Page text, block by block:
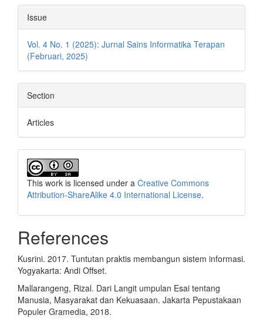
Article
Details
Issue
Vol. 4 No. 1 (2025): Jurnal Sains Informatika Terapan
(Februari, 2025)
Section
Articles
This work is licensed under a Creative Commons
Attribution-ShareAlike 4.0 International License.
References
Kusrini. 2017. Tuntutan praktis membangun sistem informasi.
Yogyakarta: Andi Offset.
Mallarangeng, Rizal. Dari Langit umpulan Esai tentang
Manusia, Masyarakat dan Kekuasaan. Jakarta Pepustakaan
Populer Gramedia, 2018.